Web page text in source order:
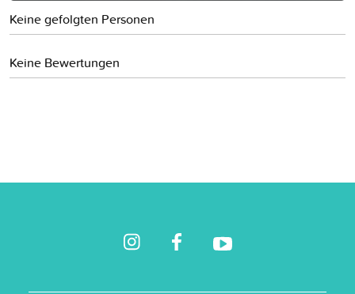
Keine gefolgten Personen
Keine Bewertungen